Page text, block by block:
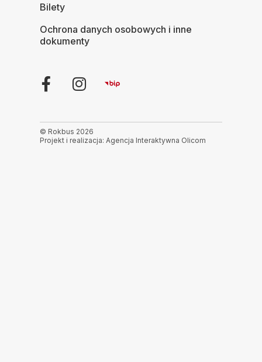
Bilety
Ochrona danych osobowych i inne
dokumenty
© Rokbus 2026
Projekt i realizacja: Agencja Interaktywna Olicom